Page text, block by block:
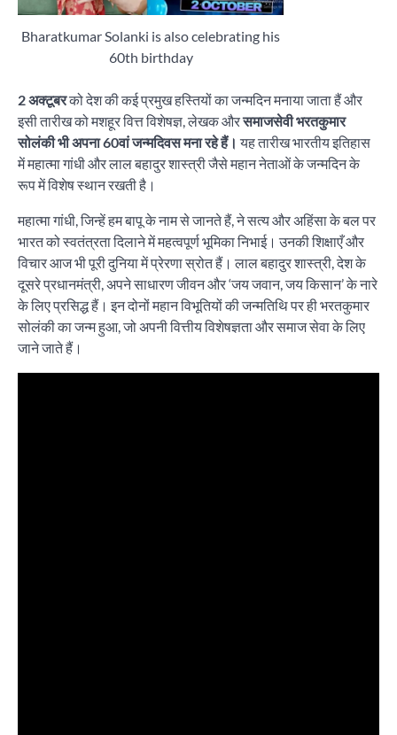
Bharatkumar Solanki is also celebrating his
60th birthday
2 अक्टूबरको देश की कई प्रमुख हस्तियों का जन्मदिन मनाया जाता हैं और
इसी तारीख को मशहूर वित्त विशेषज्ञ, लेखक औरसमाजसेवी भरतकुमार
सोलंकी भी अपना 60वां जन्मदिवस मना रहे हैं। यह तारीख भारतीय इतिहास
में महात्मा गांधी और लाल बहादुर शास्त्री जैसे महान नेताओं के जन्मदिन के
रूप में विशेष स्थान रखती है।
महात्मा गांधी, जिन्हें हम बापू के नाम से जानते हैं, ने सत्य और अहिंसा के बल पर
भारत को स्वतंत्रता दिलाने में महत्वपूर्ण भूमिका निभाई। उनकी शिक्षाएँ और
विचार आज भी पूरी दुनिया में प्रेरणा स्रोत हैं। लाल बहादुर शास्त्री, देश के
दूसरे प्रधानमंत्री, अपने साधारण जीवन और ‘जय जवान, जय किसान’ के नारे
के लिए प्रसिद्ध हैं। इन दोनों महान विभूतियों की जन्मतिथि पर ही भरतकुमार
सोलंकी का जन्म हुआ, जो अपनी वित्तीय विशेषज्ञता और समाज सेवा के लिए
जाने जाते हैं।